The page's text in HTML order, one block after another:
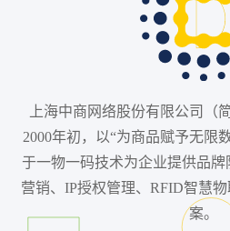
上海中商网络股份有限公司（
2000年初，以“为商品赋予无限
于一物一码技术为企业提供品
营销、IP授权管理、RFID智慧
案。